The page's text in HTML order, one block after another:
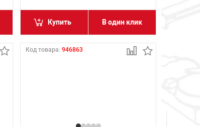
Купить В один клик
Код товара:946863